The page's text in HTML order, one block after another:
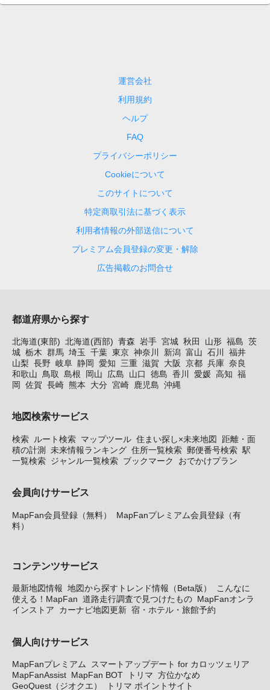
運営会社
利用規約
ヘルプ
FAQ
プライバシーポリシー
Cookieについて
このサイトについて
特定商取引法に基づく表示
利用者情報の外部送信について
プレミアム会員登録の変更・解除
広告掲載のお問合せ
都道府県から探す
北海道(東部) 北海道(西部) 青森 岩手 宮城 秋田 山形 福島 茨
城 栃木 群馬 埼玉 千葉 東京 神奈川 新潟 富山 石川
福井
山梨 長野 岐阜 静岡 愛知 三重 滋賀 大阪 京都 兵庫 奈良
和歌山
鳥取 島根 岡山 広島 山口 徳島 香川 愛媛 高知 福
岡
佐賀 長崎 熊本 大分 宮崎 鹿児島 沖縄
地図検索サービス
検索 ルート検索 マップツール 住まい探し×未来地図
距離・面
積の計測
未来情報ランキング 住所一覧検索 郵便番号検索 駅
一覧検索 ジャンル一覧検索 ブックマーク おでかけプラン
会員向けサービス
MapFan会員登録（無料）
MapFanプレミアム会員登録（有
料）
コンテンツサービス
最新地図情報 地図から探すトレンド情報（Beta版）
こんなに
使える！MapFan 道路走行調査で見つけたもの MapFanオンラ
インストア
カーナビ地図更新 宿・ホテル・旅館予約
個人向けサービス
MapFanプレミアム
スマートアップデート for カロッツェリア
MapFanAssist MapFan BOT トリマ 方位かなめ
GeoQuest（ジオクエ）
トリマ ポイントサイト